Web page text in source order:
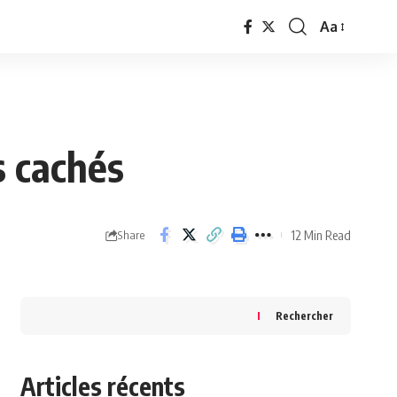
Font
Aa
Share 12 Min Read
Rechercher
Articles récents